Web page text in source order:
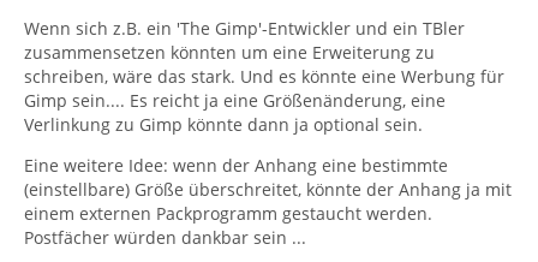
Wenn sich z.B. ein 'The Gimp'-Entwickler und ein TBler
zusammensetzen könnten um eine Erweiterung zu
schreiben, wäre das stark. Und es könnte eine Werbung für
Gimp sein.... Es reicht ja eine Größenänderung, eine
Verlinkung zu Gimp könnte dann ja optional sein.
Eine weitere Idee: wenn der Anhang eine bestimmte
(einstellbare) Größe überschreitet, könnte der Anhang ja mit
einem externen Packprogramm gestaucht werden.
Postfächer würden dankbar sein ...